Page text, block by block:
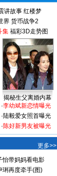
讲故事 红楼梦
界 货币战争2
集 福彩3D走势图
揭秘生父离婚内幕
·李幼斌新恋情曝光
·陆毅爱女照首曝光
·陈好新男友被曝光
更多>>
怡带妈妈看电影
琍再度牵手(图)